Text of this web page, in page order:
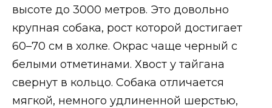
высоте до 3000 метров. Это довольно
крупная собака, рост которой достигает
60–70 см в холке. Окрас чаще черный с
белыми отметинами. Хвост у тайгана
свернут в кольцо. Собака отличается
мягкой, немного удлиненной шерстью,